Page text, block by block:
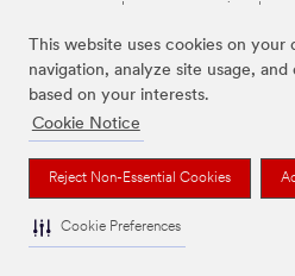
This website uses cookies on your
navigation, analyze site usage,
based on your interests.
Cookie Notice
Reject Non-Essential Cookies
Cookie Preferences
Las marcas mencionadas